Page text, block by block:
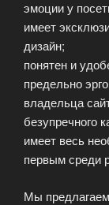
эмоции у
имеет
дизайн;
понятен и
предельно
владельца
безупречного
имеет весь
первым среди
Мы